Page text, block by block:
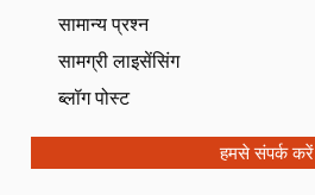
सामान्य प्रश्न
सामग्री लाइसेंसिंग
ब्लॉग पोस्ट
हमसे संपर्क करें